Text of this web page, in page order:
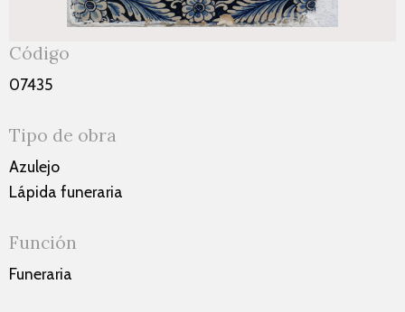
Código
07435
Tipo de obra
Azulejo
Lápida funeraria
Función
Funeraria